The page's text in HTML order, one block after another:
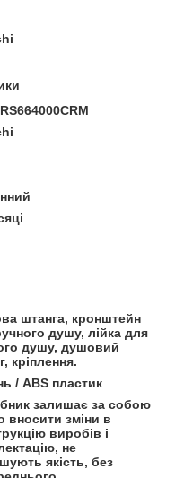
штанга, кронштейн
душу, лійка для
душу, душовий
кріплення.
/ ABS пластик
залишає за собою
вносити зміни в
виробів і
не
якість, без